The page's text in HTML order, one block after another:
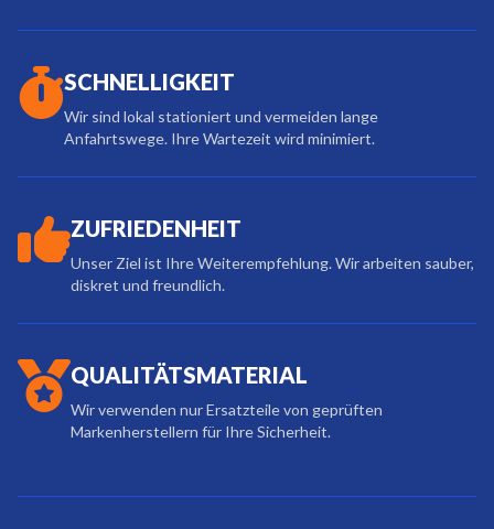
SCHNELLIGKEIT
Wir sind lokal stationiert und vermeiden lange
Anfahrtswege. Ihre Wartezeit wird minimiert.
ZUFRIEDENHEIT
Unser Ziel ist Ihre Weiterempfehlung. Wir arbeiten sauber,
diskret und freundlich.
QUALITÄTSMATERIAL
Wir verwenden nur Ersatzteile von geprüften
Markenherstellern für Ihre Sicherheit.